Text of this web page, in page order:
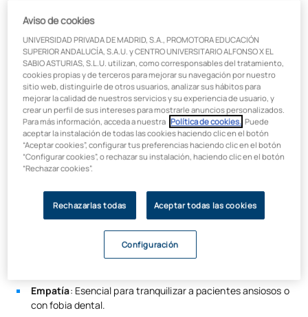
¿Cómo debe ser un higienista bucodental?
Funciones del higienista dental
¿Qué NO puede hacer un higienista dental? (límites y
responsabilidades)
Diferencias entre higienista dental y auxiliar dental
Higienista dental
Auxiliar dental
Empleabilidad y sueldo: ¿qué puede esperar un/a higienista en
España en 2025?
¿Dónde estudiar higienista dental?
Conclusión: Tu futuro en la higiene bucodental
Unhigienista bucodental, es el profesional sanitario con
formación deTécnico Superior en Higiene Bucodental(FP
de Grado Superior), cuya labor principal es laprevención, la
promoción de la salud oraly larealización de técnicas
profilácticas y asistencialesbajo la dirección y supervisión
del odontólogo.
Eltítulo oficialy sus enseñanzas mínimas están regulados en
España por elReal Decreto 769/2014, de 12 de septiembre,
que establece el ciclo formativo correspondiente.
¿Cómo debe ser un higienista
bucodental?
Un buen higienista bucodentalcombina conocimientos
Empatía: Esencial para tranquilizar a pacientes ansiosos o
con fobia dental.
Aviso de cookies
UNIVERSIDAD PRIVADA DE MADRID, S.A., PROMOTORA EDUCACIÓN
SUPERIOR ANDALUCÍA, S.A.U. y CENTRO UNIVERSITARIO ALFONSO X EL
SABIO ASTURIAS, S.L.U. utilizan, como corresponsables del tratamiento,
cookies propias y de terceros para mejorar su navegación por nuestro
sitio web, distinguirle de otros usuarios, analizar sus hábitos para
mejorar la calidad de nuestros servicios y su experiencia de usuario, y
crear un perfil de sus intereses para mostrarle anuncios personalizados.
Para más información, acceda a nuestra Política de cookies. . Puede
aceptar la instalación de todas las cookies haciendo clic en el botón
“Aceptar cookies”, configurar tus preferencias haciendo clic en el botón
“Configurar cookies”, o rechazar su instalación, haciendo clic en el botón
“Rechazar cookies”.
Rechazarlas todas Aceptar todas las cookies
Configuración